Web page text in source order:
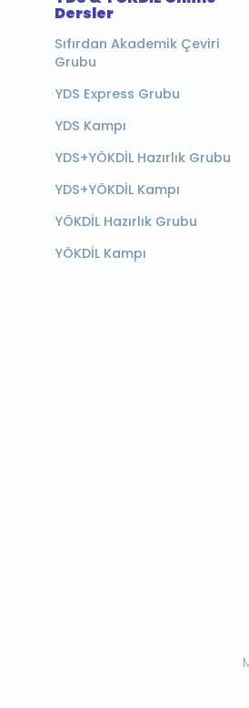
Dersler
Sıfırdan Akademik Çeviri
Grubu
YDS Express Grubu
YDS Kampı
YDS+YÖKDİL Hazırlık Grubu
YDS+YÖKDİL Kampı
YÖKDİL Hazırlık Grubu
YÖKDİL Kampı